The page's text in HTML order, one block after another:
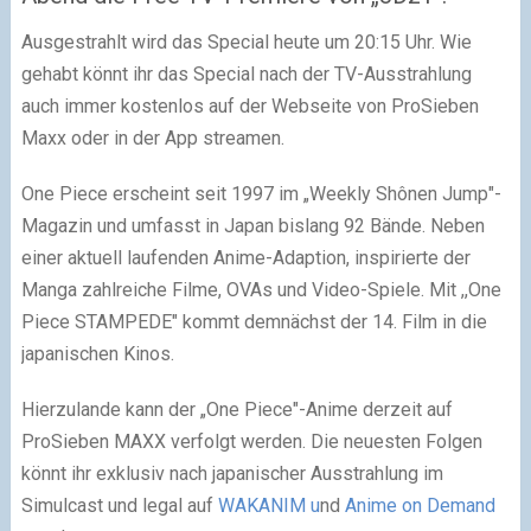
Ausgestrahlt wird das Special heute um 20:15 Uhr. Wie
gehabt könnt ihr das Special nach der TV-Ausstrahlung
auch immer kostenlos auf der Webseite von ProSieben
Maxx oder in der App streamen.
One Piece erscheint seit 1997 im „Weekly Shônen Jump"-
Magazin und umfasst in Japan bislang 92 Bände. Neben
einer aktuell laufenden Anime-Adaption, inspirierte der
Manga zahlreiche Filme, OVAs und Video-Spiele. Mit ,,One
Piece STAMPEDE" kommt demnächst der 14. Film in die
japanischen Kinos.
Hierzulande kann der „One Piece"-Anime derzeit auf
ProSieben MAXX verfolgt werden. Die neuesten Folgen
könnt ihr exklusiv nach japanischer Ausstrahlung im
Simulcast und legal auf WAKANIM und Anime on Demand